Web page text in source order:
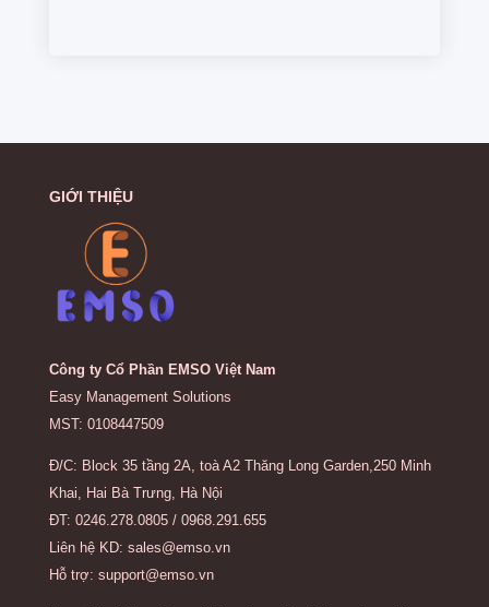
GIỚI THIỆU
Công ty Cổ Phần EMSO Việt Nam
Easy Management Solutions
MST: 0108447509
Đ/C: Block 35 tầng 2A, toà A2 Thăng Long Garden,250 Minh
Khai, Hai Bà Trưng, Hà Nội
ĐT: 0246.278.0805 / 0968.291.655
Liên hệ KD: sales@emso.vn
Hỗ trợ: support@emso.vn